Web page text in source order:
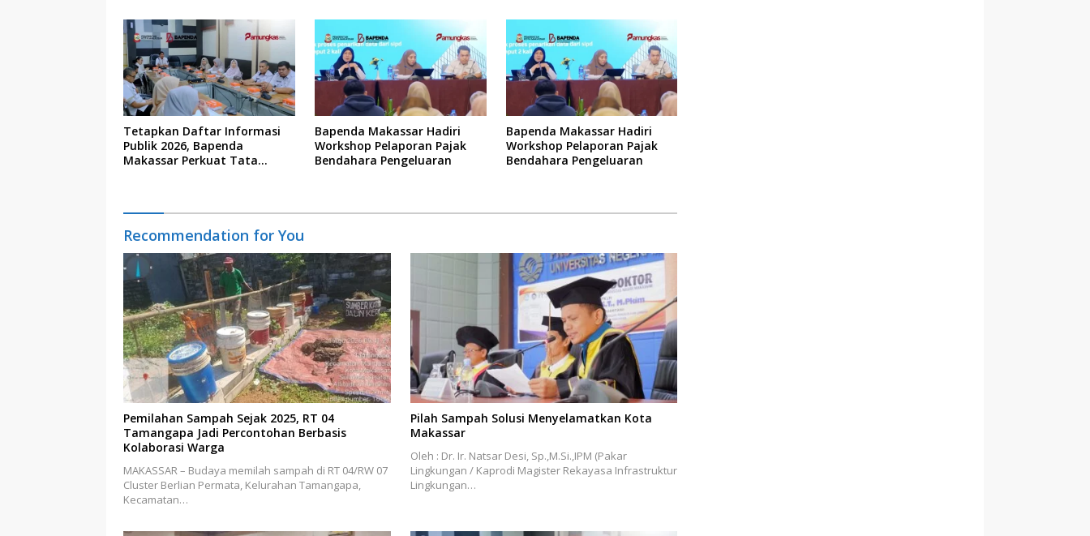
Tetapkan Daftar Informasi
Publik 2026, Bapenda
Makassar Perkuat Tata
Bapenda Makassar Hadiri
Workshop Pelaporan Pajak
Bendahara Pengeluaran
Bapenda Makassar Hadiri
Workshop Pelaporan Pajak
Bendahara Pengeluaran
Recommendation for You
Pemilahan Sampah Sejak 2025, RT 04
Tamangapa Jadi Percontohan Berbasis
Kolaborasi Warga
MAKASSAR – Budaya memilah sampah di RT 04/RW 07
Cluster Berlian Permata, Kelurahan Tamangapa,
Kecamatan…
Pilah Sampah Solusi Menyelamatkan Kota
Makassar
Oleh : Dr. Ir. Natsar Desi, Sp.,M.Si.,IPM (Pakar
Lingkungan / Kaprodi Magister Rekayasa Infrastruktur
Lingkungan…